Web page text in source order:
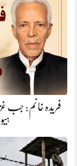
فریدہ خانم: جب